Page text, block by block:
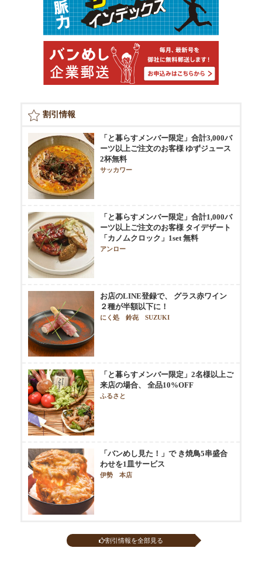
割引情報
「と暮らすメンバー限定」合計3,000バ
ーツ以上ご注文のお客様 ゆずジュース
2杯無料
サッカワー
「と暮らすメンバー限定」合計1,000バ
ーツ以上ご注文のお客様 タイデザート
「カノムクロック」1set 無料
アンロー
お店のLINE登録で、 グラス赤ワイン
２種が半額以下に！
にく処 鈴㐂 SUZUKI
「と暮らすメンバー限定」2名様以上ご
来店の場合、 全品10%OFF
ふるさと
「バンめし見た！」で き焼鳥5串盛合
わせを1皿サービス
伊勢 本店
割引情報を全部見る